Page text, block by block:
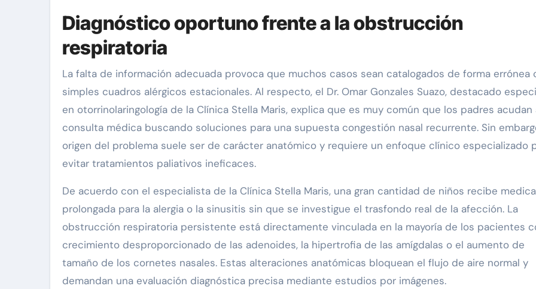
Diagnóstico oportuno frente a la obstrucción
respiratoria
La falta de información adecuada provoca que muchos casos sean catalogados de forma errónea
simples cuadros alérgicos estacionales. Al respecto, el Dr. Omar Gonzales Suazo, destacado
en otorrinolaringología de la Clínica Stella Maris, explica que es muy común que los padres acudan
consulta médica buscando soluciones para una supuesta congestión nasal recurrente. Sin
origen del problema suele ser de carácter anatómico y requiere un enfoque clínico especializado
evitar tratamientos paliativos ineficaces.
De acuerdo con el especialista de la Clínica Stella Maris, una gran cantidad de niños recibe
prolongada para la alergia o la sinusitis sin que se investigue el trasfondo real de la afección. La
obstrucción respiratoria persistente está directamente vinculada en la mayoría de los pacientes
crecimiento desproporcionado de las adenoides, la hipertrofia de las amígdalas o el aumento de
tamaño de los cornetes nasales. Estas alteraciones anatómicas bloquean el flujo de aire normal y
demandan una evaluación diagnóstica precisa mediante estudios por imágenes.